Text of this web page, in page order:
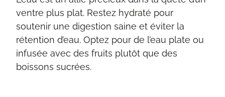
ventre plus plat. Restez hydraté pour
soutenir une digestion saine et éviter la
rétention d’eau. Optez pour de l’eau plate ou
infusée avec des fruits plutôt que des
boissons sucrées.